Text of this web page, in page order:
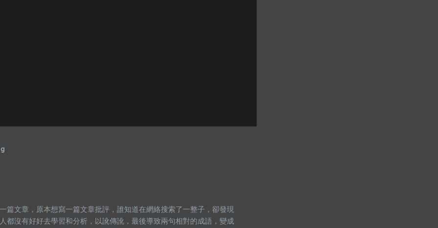
篇文章，原本想寫一篇文章批評，誰知道在網絡搜索了一整子，卻發現
都沒有好好去學習和分析，以訛傳訛，最後導致兩句相對的成語，變成